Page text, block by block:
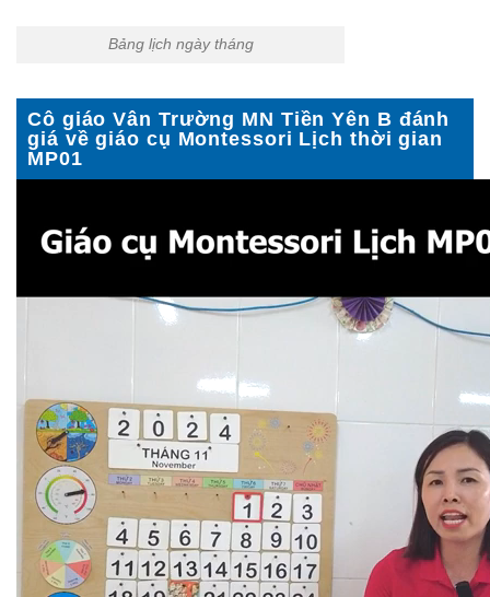
Bảng lịch ngày tháng
Cô giáo Vân Trường MN Tiền Yên B đánh
giá về giáo cụ Montessori Lịch thời gian
MP01